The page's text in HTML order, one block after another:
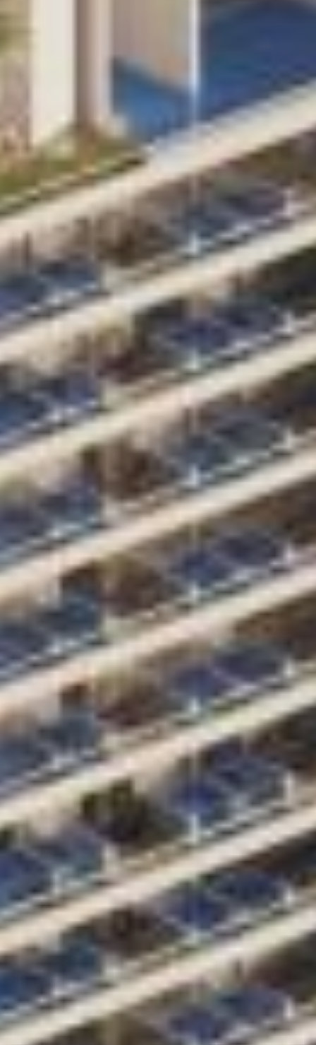
Informations de contact
Prénom *
Nom *
Numéro de Téléphone *
United
Arab
Emirates
+971
+971
Adresse mail *
J'ai lu et j'accepte la politique de confidentialité
SOUMETTRE